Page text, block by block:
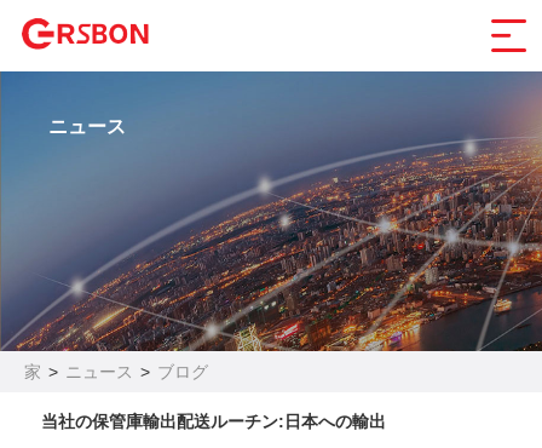
ニュース
家 > ニュース > ブログ
当社の保管庫輸出配送ルーチン:日本への輸出